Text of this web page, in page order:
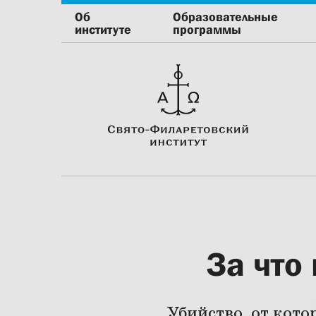
Об
институте
Образовательные
программы
За что